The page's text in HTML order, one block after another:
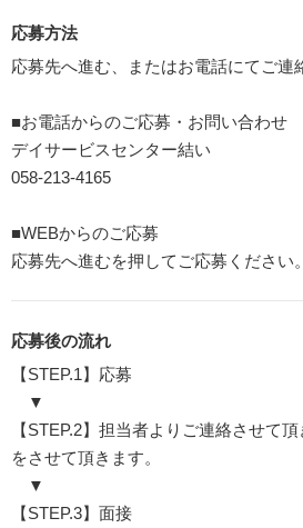
応募方法
応募先へ進む、またはお電話にてご連
■お電話からのご応募・お問い合わせ
デイサービスセンター結い
058-213-4165
■WEBからのご応募
応募先へ進むを押してご応募ください。
応募後の流れ
【STEP.1】応募
▼
【STEP.2】担当者よりご連絡させて
をさせて頂きます。
▼
【STEP.3】面接